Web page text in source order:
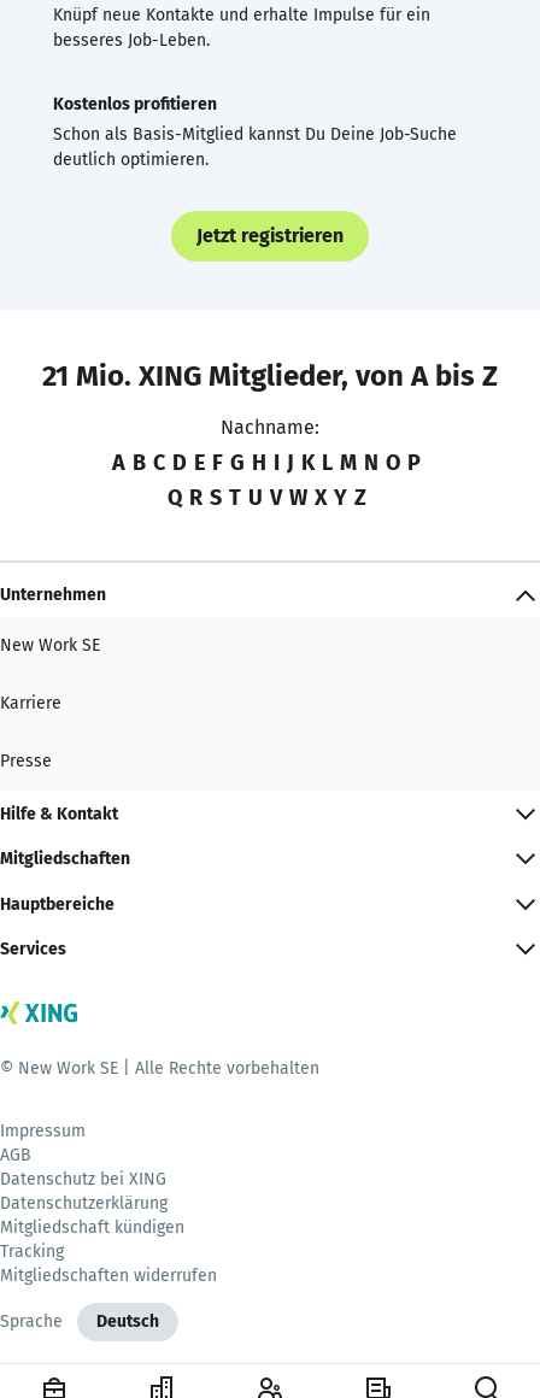
Knüpf neue Kontakte und erhalte Impulse für ein
besseres Job-Leben.
Kostenlos profitieren
Schon als Basis-Mitglied kannst Du Deine Job-Suche
deutlich optimieren.
Jetzt registrieren
21 Mio. XING Mitglieder, von A bis Z
Nachname:
A B C D E F G H I J K L M N O P
Q R S T U V W X Y Z
Unternehmen
New Work SE
Karriere
Presse
Hilfe & Kontakt
Mitgliedschaften
Hauptbereiche
Services
© New Work SE | Alle Rechte vorbehalten
Impressum
AGB
Datenschutz bei XING
Datenschutzerklärung
Mitgliedschaft kündigen
Tracking
Mitgliedschaften widerrufen
Sprache Deutsch